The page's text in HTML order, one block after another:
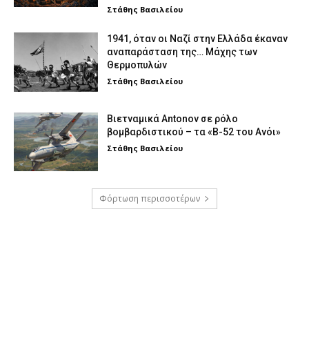
Στάθης Βασιλείου
1941, όταν οι Ναζί στην Ελλάδα έκαναν
αναπαράσταση της… Μάχης των
Θερμοπυλών
Στάθης Βασιλείου
Βιετναμικά Antonov σε ρόλο
βομβαρδιστικού – τα «Β-52 του Ανόι»
Στάθης Βασιλείου
Φόρτωση περισσοτέρων